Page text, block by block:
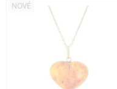
NOVÉ